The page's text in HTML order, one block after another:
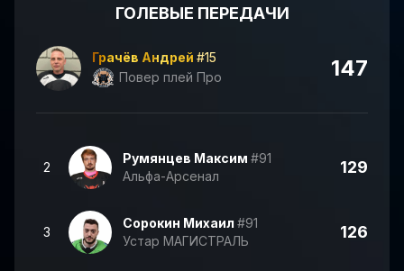
ГОЛЕВЫЕ ПЕРЕДАЧИ
Грачёв Андрей #15
Повер плей Про
147
2
Румянцев Максим #91
Альфа-Арсенал
129
3
Сорокин Михаил #91
Устар МАГИСТРАЛЬ
126